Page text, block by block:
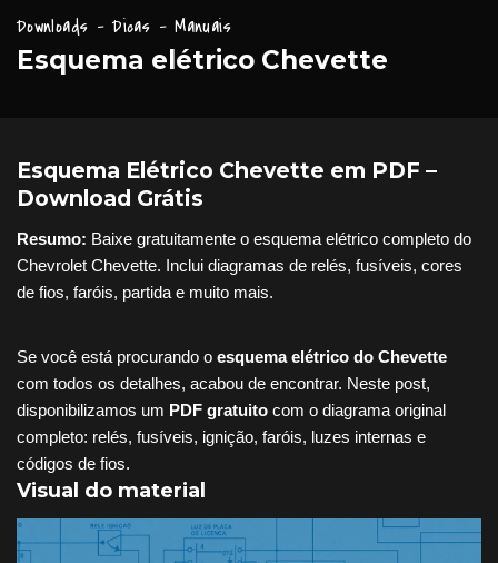
Downloads - Dicas - Manuais
Esquema elétrico Chevette
Esquema Elétrico Chevette em PDF –
Download Grátis
Resumo: Baixe gratuitamente o esquema elétrico completo do
Chevrolet Chevette. Inclui diagramas de relés, fusíveis, cores
de fios, faróis, partida e muito mais.
Se você está procurando o esquema elétrico do Chevette
com todos os detalhes, acabou de encontrar. Neste post,
disponibilizamos um PDF gratuito com o diagrama original
completo: relés, fusíveis, ignição, faróis, luzes internas e
códigos de fios.
Visual do material